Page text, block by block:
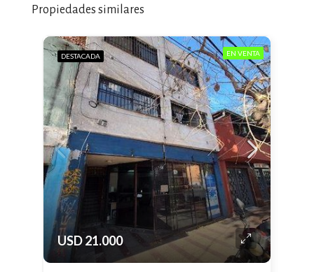
Propiedades similares
DESTACADA EN VENTA
USD 21.000